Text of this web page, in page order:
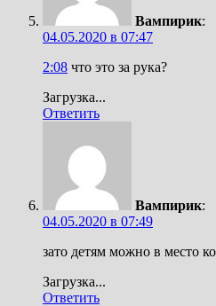
Вампирик:
04.05.2020 в 07:47
2:08 что это за рука?
Загрузка...
Ответить
Вампирик:
04.05.2020 в 07:49
зато детям можно в место
Загрузка...
Ответить